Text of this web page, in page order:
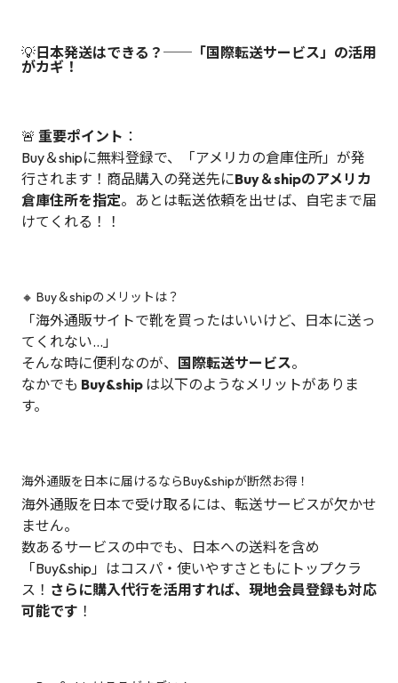
💡 日本発送はできる？──「国際転送サービス」の活用
がカギ！
🚨 重要ポイント ：
Buy＆shipに無料登録で、「アメリカの倉庫住所」が発
行されます！商品購入の発送先にBuy＆shipのアメリカ
倉庫住所を指定。あとは転送依頼を出せば、自宅まで届
けてくれる！！
🔸 Buy＆shipのメリットは？
「海外通販サイトで靴を買ったはいいけど、日本に送っ
てくれない…」
そんな時に便利なのが、
国際転送サービス。
なかでも Buy&ship は以下のようなメリットがありま
す。
海外通販を日本に届けるならBuy&shipが断然お得！
海外通販を日本で受け取るには、転送サービスが欠かせ
ません。
数あるサービスの中でも、日本への送料を含め
「Buy&ship」はコスパ・使いやすさともにトップクラ
ス！ さらに購入代行を活用すれば、現地会員登録も対応
可能です ！